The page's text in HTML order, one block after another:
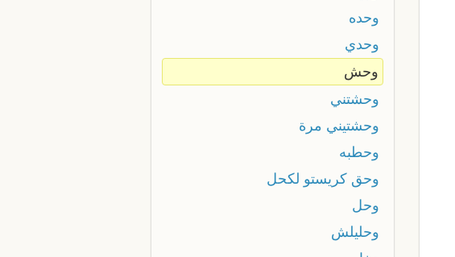
وحده
وحدي
وحش
وحشتني
وحشتيني مرة
وحطبه
وحق كريستو لكحل
وحل
وحليلش